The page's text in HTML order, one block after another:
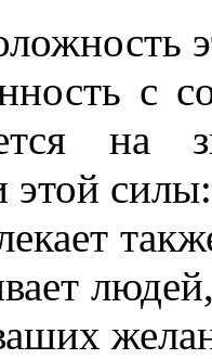
с
на
этой